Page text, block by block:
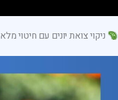
ניקוי צואת יונים עם חיטוי מלא